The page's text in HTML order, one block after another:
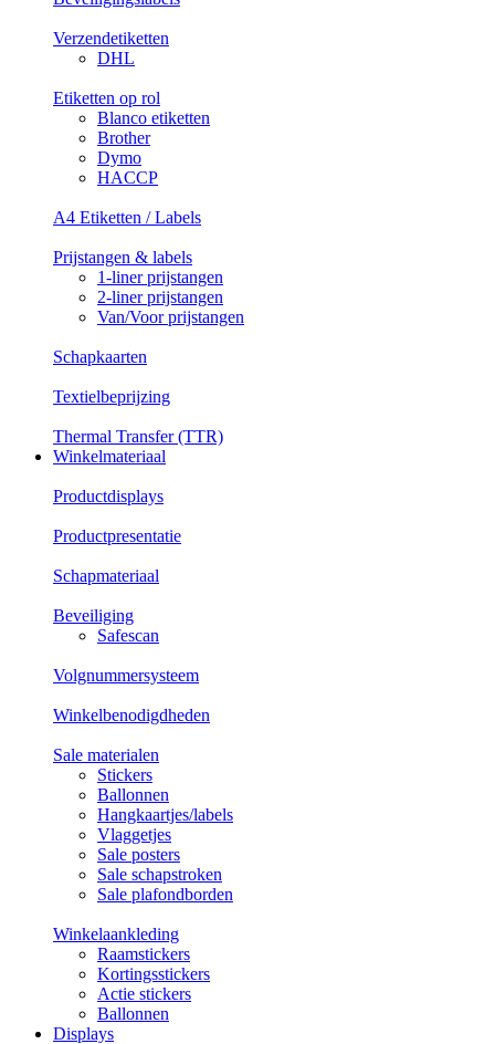
Verzendetiketten
DHL
Etiketten op rol
Blanco etiketten
Brother
Dymo
HACCP
A4 Etiketten / Labels
Prijstangen & labels
1-liner prijstangen
2-liner prijstangen
Van/Voor prijstangen
Schapkaarten
Textielbeprijzing
Thermal Transfer (TTR)
Winkelmateriaal
Productdisplays
Productpresentatie
Schapmateriaal
Beveiliging
Safescan
Volgnummersysteem
Winkelbenodigdheden
Sale materialen
Stickers
Ballonnen
Hangkaartjes/labels
Vlaggetjes
Sale posters
Sale schapstroken
Sale plafondborden
Winkelaankleding
Raamstickers
Kortingsstickers
Actie stickers
Ballonnen
Displays